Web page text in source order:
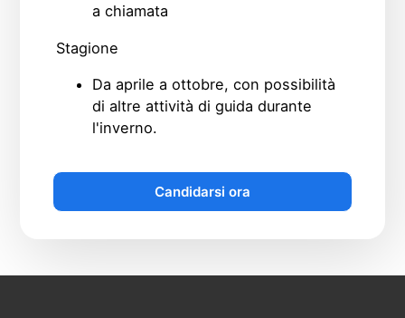
a chiamata
Stagione
Da aprile a ottobre, con possibilità
di altre attività di guida durante
l'inverno.
Candidarsi ora